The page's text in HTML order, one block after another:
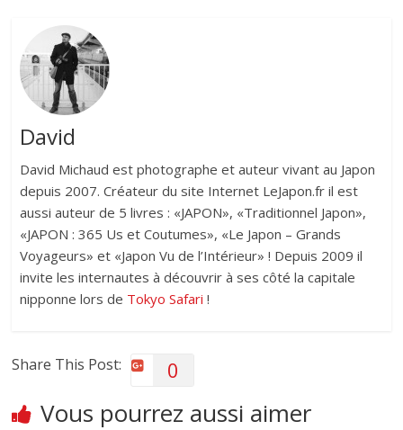
David
David Michaud est photographe et auteur vivant au Japon
depuis 2007. Créateur du site Internet LeJapon.fr il est
aussi auteur de 5 livres : «JAPON», «Traditionnel Japon»,
«JAPON : 365 Us et Coutumes», «Le Japon – Grands
Voyageurs» et «Japon Vu de l’Intérieur» ! Depuis 2009 il
invite les internautes à découvrir à ses côté la capitale
nipponne lors de Tokyo Safari !
Share This Post: 0
Vous pourrez aussi aimer